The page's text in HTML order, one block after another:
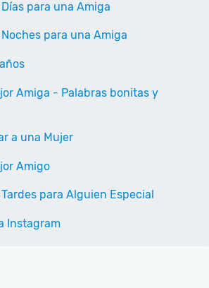
para una Amiga
para una Amiga
Amiga - Palabras bonitas y
a una Mujer
Amigo
para Alguien Especial
Instagram